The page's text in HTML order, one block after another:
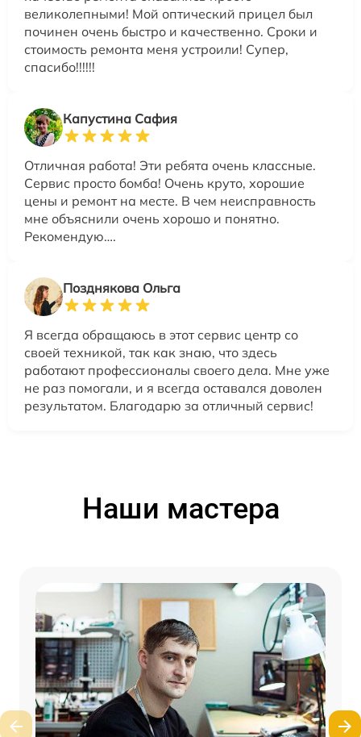
великолепными! Мой оптический прицел был
починен очень быстро и качественно. Сроки и
стоимость ремонта меня устроили! Супер,
спасибо!!!!!!
Капустина Сафия
Отличная работа! Эти ребята очень классные.
Сервис просто бомба! Очень круто, хорошие
цены и ремонт на месте. В чем неисправность
мне объяснили очень хорошо и понятно.
Рекомендую….
Позднякова Ольга
Я всегда обращаюсь в этот сервис центр со
своей техникой, так как знаю, что здесь
работают профессионалы своего дела. Мне уже
не раз помогали, и я всегда оставался доволен
результатом. Благодарю за отличный сервис!
Наши мастера